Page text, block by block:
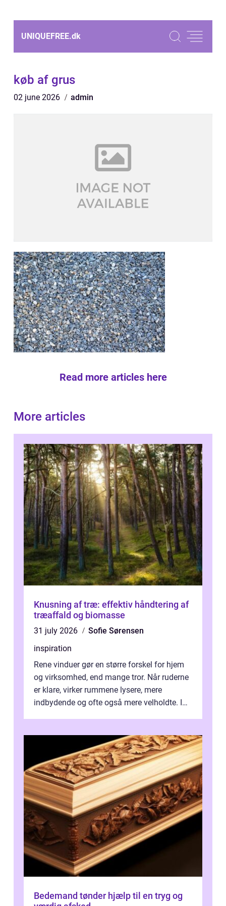
UNIQUEFREE.dk
køb af grus
02 june 2026 admin
Read more articles here
More articles
Knusning af træ: effektiv håndtering af
træaffald og biomasse
31 july 2026
Sofie Sørensen
inspiration
Rene vinduer gør en større forskel for hjem
og virksomhed, end mange tror. Når ruderne
er klare, virker rummene lysere, mere
indbydende og ofte også mere velholdte. I
Bedemand tønder hjælp til en tryg og